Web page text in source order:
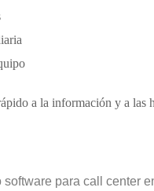
a la información y a